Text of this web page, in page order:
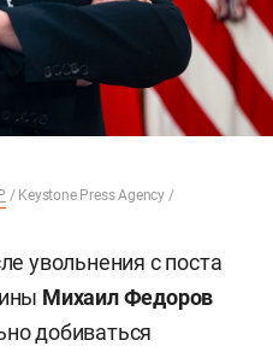
/ Keystone Press Agency /
увольнения с поста
Михаил Федоров
добиваться